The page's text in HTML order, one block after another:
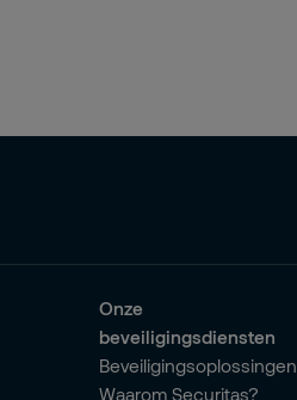
Onze
beveiligingsdiensten
Beveiligingsoplossingen
Waarom Securitas?